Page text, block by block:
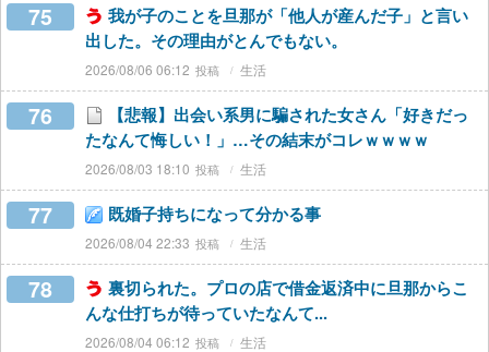
75
我が子のことを旦那が「他人が産んだ子」と言い
出した。その理由がとんでもない。
2026/08/06 06:12 生活
76
【悲報】出会い系男に騙された女さん「好きだっ
たなんて悔しい！」…その結末がコレｗｗｗｗ
2026/08/03 18:10 生活
77 既婚子持ちになって分かる事
2026/08/04 22:33 生活
78
裏切られた。プロの店で借金返済中に旦那からこ
んな仕打ちが待っていたなんて...
2026/08/04 06:12 生活